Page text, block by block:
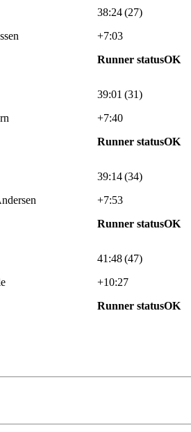
38:24 (27)
+7:03
Runner statusOK
39:01 (31)
+7:40
Runner statusOK
39:14 (34)
+7:53
Runner statusOK
41:48 (47)
+10:27
Runner statusOK